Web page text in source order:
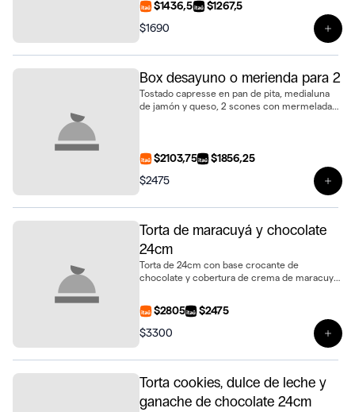
$1436,5
$1267,5
$1690
Ver
Box desayuno o merienda para 2
Tostado capresse en pan de pita, medialuna
de jamón y queso, 2 scones con mermelada
$2103,75
$1856,25
$2475
Torta de maracuyá y chocolate
24cm
Torta de 24cm con base crocante de
chocolate y cobertura de crema de maracuyá.
$2805
$2475
$3300
Torta cookies, dulce de leche y
ganache de chocolate 24cm